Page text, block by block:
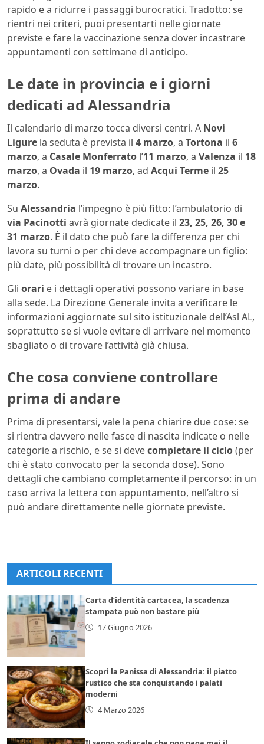
rapido e a ridurre i passaggi burocratici. Tradotto: se
rientri nei criteri, puoi presentarti nelle giornate
previste e fare la vaccinazione senza dover incastrare
appuntamenti con settimane di anticipo.
Le date in provincia e i giorni
dedicati ad Alessandria
Il calendario di marzo tocca diversi centri. A Novi
Ligure la seduta è prevista il 4 marzo, a Tortona il 6
marzo, a Casale Monferrato l’11 marzo, a Valenza il 18
marzo, a Ovada il 19 marzo, ad Acqui Terme il 25
marzo.
Su Alessandria l’impegno è più fitto: l’ambulatorio di
via Pacinotti avrà giornate dedicate il 23, 25, 26, 30 e
31 marzo. È il dato che può fare la differenza per chi
lavora su turni o per chi deve accompagnare un figlio:
più date, più possibilità di trovare un incastro.
Gli orari e i dettagli operativi possono variare in base
alla sede. La Direzione Generale invita a verificare le
informazioni aggiornate sul sito istituzionale dell’Asl AL,
soprattutto se si vuole evitare di arrivare nel momento
sbagliato o di trovare l’attività già chiusa.
Che cosa conviene controllare
prima di andare
Prima di presentarsi, vale la pena chiarire due cose: se
si rientra davvero nelle fasce di nascita indicate o nelle
categorie a rischio, e se si devecompletare il ciclo(per
chi è stato convocato per la seconda dose). Sono
dettagli che cambiano completamente il percorso: in un
caso arriva la lettera con appuntamento, nell’altro si
può andare direttamente nelle giornate previste.
ARTICOLI RECENTI
Carta d’identità cartacea, la scadenza
stampata può non bastare più
17 Giugno 2026
Scopri la Panissa di Alessandria: il piatto
rustico che sta conquistando i palati
moderni
4 Marzo 2026